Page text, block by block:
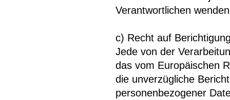
Verantwortlichen
c) Recht auf
Jede von der
das vom Europäischen
die unverzügliche
personenbezogener